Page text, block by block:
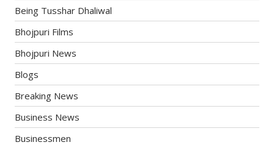
Being Tusshar Dhaliwal
Bhojpuri Films
Bhojpuri News
Blogs
Breaking News
Business News
Businessmen